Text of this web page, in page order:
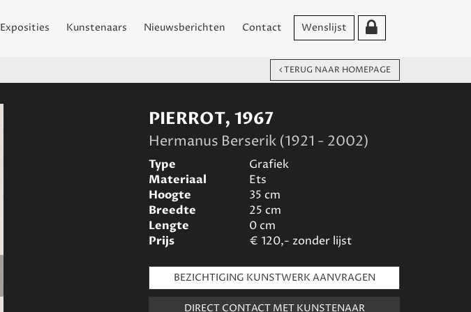
Exposities Kunstenaars Nieuwsberichten Contact Wenslijst
TERUG NAAR HOMEPAGE
PIERROT, 1967
Hermanus Berserik (1921 - 2002)
Type
Grafiek
Materiaal
Ets
Hoogte
35 cm
Breedte
25 cm
Lengte
0cm
Prijs
€ 120,- zonder lijst
BEZICHTIGING KUNSTWERK AANVRAGEN
DIRECT CONTACT MET KUNSTENAAR